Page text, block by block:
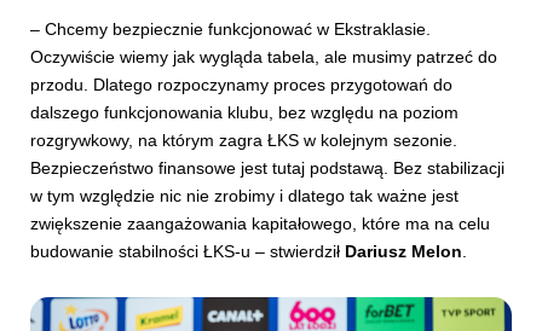
– Chcemy bezpiecznie funkcjonować w Ekstraklasie.
Oczywiście wiemy jak wygląda tabela, ale musimy patrzeć do
przodu. Dlatego rozpoczynamy proces przygotowań do
dalszego funkcjonowania klubu, bez względu na poziom
rozgrywkowy, na którym zagra ŁKS w kolejnym sezonie.
Bezpieczeństwo finansowe jest tutaj podstawą. Bez stabilizacji
w tym względzie nic nie zrobimy i dlatego tak ważne jest
zwiększenie zaangażowania kapitałowego, które ma na celu
budowanie stabilności ŁKS-u – stwierdził Dariusz Melon